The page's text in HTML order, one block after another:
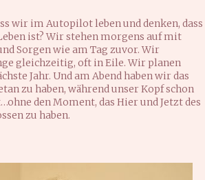
wir im Autopilot leben und denken, dass
ist? Wir stehen morgens auf mit
Sorgen wie am Tag zuvor. Wir
gleichzeitig, oft in Eile. Wir planen
Jahr. Und am Abend haben wir das
zu haben, während unser Kopf schon
den Moment, das Hier und Jetzt des
zu haben.